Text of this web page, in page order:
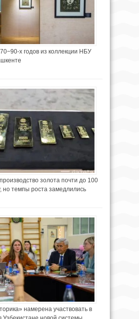
х годов из коллекции НБУ
золота почти до 100
но темпы роста замедлились
намерена участвовать в